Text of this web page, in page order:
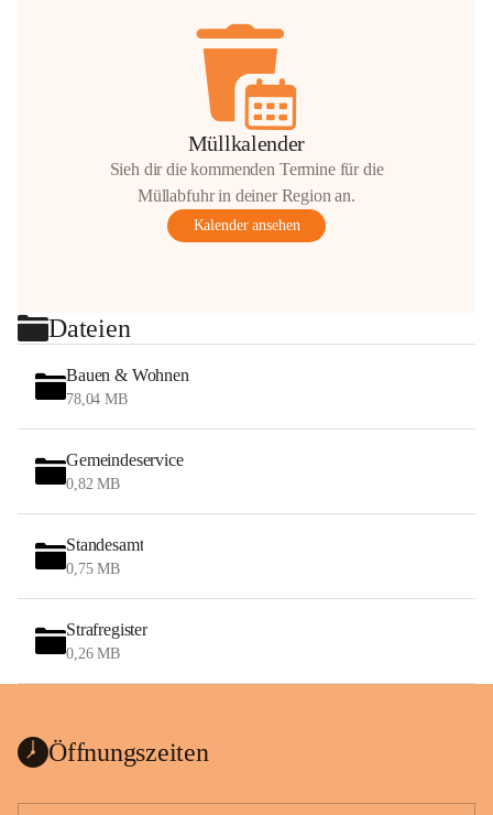
Müllkalender
Sieh dir die kommenden Termine für die
Müllabfuhr in deiner Region an.
Kalender ansehen
Dateien
Bauen & Wohnen
78,04 MB
Gemeindeservice
0,82 MB
Standesamt
0,75 MB
Strafregister
0,26 MB
Öffnungszeiten